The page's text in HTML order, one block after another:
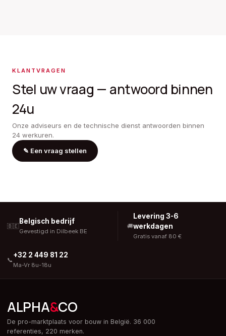
KLANTVRAGEN
Stel uw vraag — antwoord binnen
24u
Onze adviseurs en de technische dienst antwoorden binnen
24 werkuren.
✎ Een vraag stellen
🇧🇪
Belgisch bedrijf
Gevestigd in Dilbeek BE
🚚
Levering 3-6
werkdagen
Gratis vanaf 80 €
📞
+32 2 449 81 22
Ma-Vr 8u-18u
ALPHA&CO
De pro-marktplaats voor bouw in België. 36 000
referenties, 220 merken.